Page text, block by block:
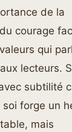
de la
courage
qui
lecteurs.
subtilité
forge un
mais